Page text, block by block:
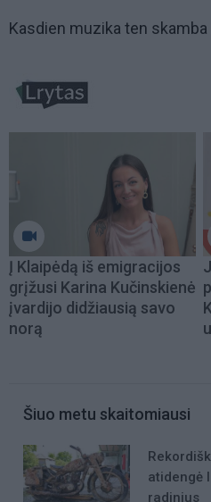
Kasdien muzika ten
Į Klaipėdą iš emigracijos
grįžusi Karina Kučinskienė
įvardijo didžiausią savo
norą
Šiuo metu skaitomiausi
atidengė
radinius